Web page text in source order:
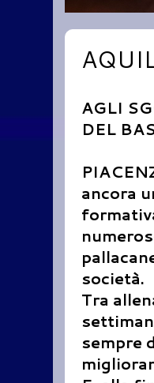
AGLI
DEL
ancora
società.
Tra
sempre